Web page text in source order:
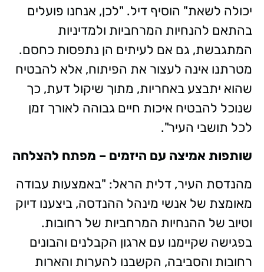
יכולה לשאת" הוסיף דיל. "לכן, אנחנו פועלים
בהתאם להנחיות המרחביות ולמדיניות
המתגבשת, גם אם לעיתים הן נתפסות כחסם.
מטרתנו אינה לעצור את הפיתוח, אלא להבטיח
שהוא יתבצע באחריות, מתוך שיקול דעת, כך
שנוכל להבטיח איכות חיים גבוהה לאורך זמן
לכל תושבי העיר".
שותפות אמיצה עם היזמים – מפתח להצלחה
מהנדסת העיר, דלית הראל: "באמצעות עבודה
מאומצת של אנשי מינהל ההנדסה, ביצענו דיוק
וטיוב של ההנחיות המרחביות של רחובות.
בפגישה שקיימנו עם ארגון הקבלנים והבונים
רחובות והסביבה, הקשבנו להערות והארות